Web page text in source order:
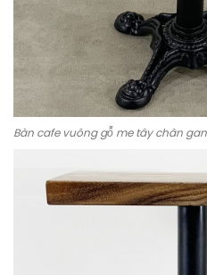
Bàn cafe vuông gỗ me tây chân